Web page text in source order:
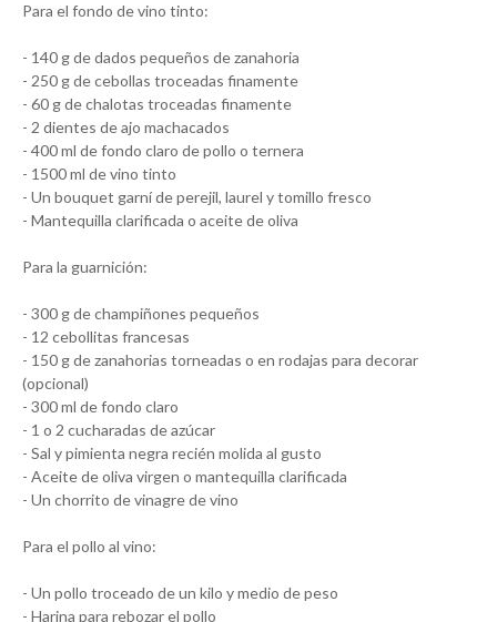
Para el fondo de vino tinto:
- 140 g de dados pequeños de zanahoria
- 250 g de cebollas troceadas finamente
- 60 g de chalotas troceadas finamente
- 2 dientes de ajo machacados
- 400 ml de fondo claro de pollo o ternera
- 1500 ml de vino tinto
- Un bouquet garní de perejil, laurel y tomillo fresco
- Mantequilla clarificada o aceite de oliva
Para la guarnición:
- 300 g de champiñones pequeños
- 12 cebollitas francesas
- 150 g de zanahorias torneadas o en rodajas para decorar
(opcional)
- 300 ml de fondo claro
- 1 o 2 cucharadas de azúcar
- Sal y pimienta negra recién molida al gusto
- Aceite de oliva virgen o mantequilla clarificada
- Un chorrito de vinagre de vino
Para el pollo al vino:
- Un pollo troceado de un kilo y medio de peso
- Harina para rebozar el pollo